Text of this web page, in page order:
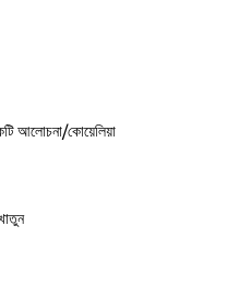
আলোচনা/কোয়েলিয়া